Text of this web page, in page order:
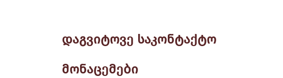
დაგვიტოვე საკონტაქტო
მონაცემები